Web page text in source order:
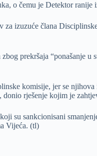
o čemu je Detektor ranije
za izuzuće člana
prekršaja “ponašanje u
komisije, jer se njihova
rješenje kojim je
su sankcionisani
Vijeća. (tl)